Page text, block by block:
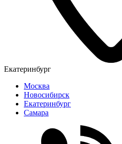
Екатеринбург
Москва
Новосибирск
Екатеринбург
Самара